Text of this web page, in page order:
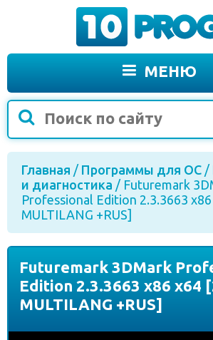
МЕНЮ
Главная / Программы для ОС /
и диагностика / Futuremark
Professional Edition 2.3.3663
MULTILANG +RUS]
Futuremark 3DMark
Edition 2.3.3663 x86 x64
MULTILANG +RUS]